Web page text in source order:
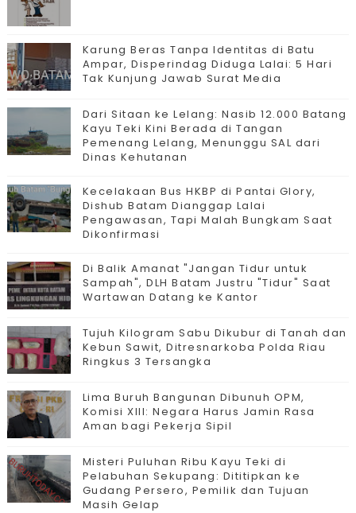
Karung Beras Tanpa Identitas di Batu
Ampar, Disperindag Diduga Lalai: 5 Hari
Tak Kunjung Jawab Surat Media
Dari Sitaan ke Lelang: Nasib 12.000 Batang
Kayu Teki Kini Berada di Tangan
Pemenang Lelang, Menunggu SAL dari
Dinas Kehutanan
Kecelakaan Bus HKBP di Pantai Glory,
Dishub Batam Dianggap Lalai
Pengawasan, Tapi Malah Bungkam Saat
Dikonfirmasi
Di Balik Amanat "Jangan Tidur untuk
Sampah", DLH Batam Justru "Tidur" Saat
Wartawan Datang ke Kantor
Tujuh Kilogram Sabu Dikubur di Tanah dan
Kebun Sawit, Ditresnarkoba Polda Riau
Ringkus 3 Tersangka
Lima Buruh Bangunan Dibunuh OPM,
Komisi XIII: Negara Harus Jamin Rasa
Aman bagi Pekerja Sipil
Misteri Puluhan Ribu Kayu Teki di
Pelabuhan Sekupang: Dititipkan ke
Gudang Persero, Pemilik dan Tujuan
Masih Gelap